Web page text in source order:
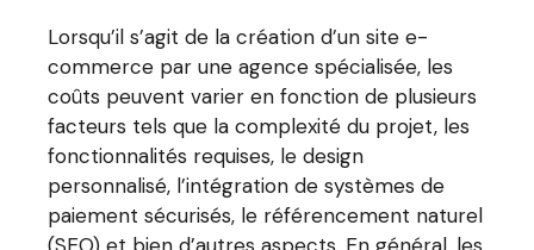
Lorsqu’il s’agit de la création d’un site e-
commerce par une agence spécialisée, les
coûts peuvent varier en fonction de plusieurs
facteurs tels que la complexité du projet, les
fonctionnalités requises, le design
personnalisé, l’intégration de systèmes de
paiement sécurisés, le référencement naturel
(SEO) et bien d’autres aspects. En général, les